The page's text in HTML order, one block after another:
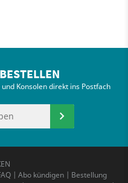
Konsolen direkt ins Postfach
| Abo kündigen| Bestellung